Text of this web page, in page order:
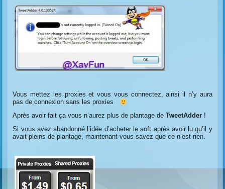
Vous mettez les proxies et vous vous connectez, ainsi il n’y aura
pas de connexion sans les proxies
Après avoir fait ça vous n’aurez plus de plantage deTweetAdder !
Si vous avez abandonné l’idée d’acheter le soft après avoir lu qu’il y
avait pleins de plantage, maintenant vous savez que ce n’est rien.